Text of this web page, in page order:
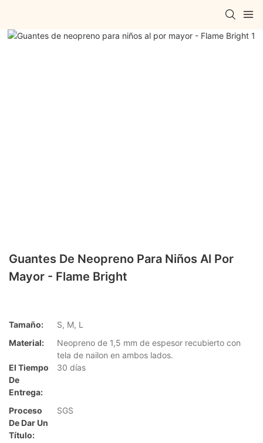
Guantes De Neopreno Para Niños Al Por
Mayor - Flame Bright
Tamaño:
S, M, L
Material:
Neopreno de 1,5 mm de espesor recubierto con
tela de nailon en ambos lados.
El Tiempo
De
Entrega:
30 días
Proceso
De Dar Un
Título:
SGS